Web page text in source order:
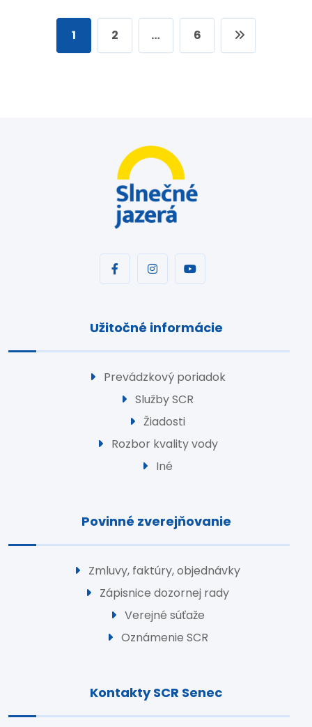
1 2 … 6
Užitočné informácie
Prevádzkový poriadok
Služby SCR
Žiadosti
Rozbor kvality vody
Iné
Povinné zverejňovanie
Zmluvy, faktúry, objednávky
Zápisnice dozornej rady
Verejné súťaže
Oznámenie SCR
Kontakty SCR Senec